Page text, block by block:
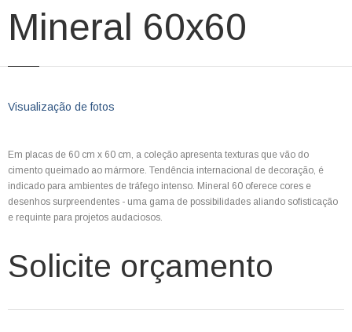
Mineral 60x60
Visualização de fotos
Em placas de 60 cm x 60 cm, a coleção apresenta texturas que vão do
cimento queimado ao mármore. Tendência internacional de decoração, é
indicado para ambientes de tráfego intenso. Mineral 60 oferece cores e
desenhos surpreendentes - uma gama de possibilidades aliando sofisticação
e requinte para projetos audaciosos.
Solicite orçamento